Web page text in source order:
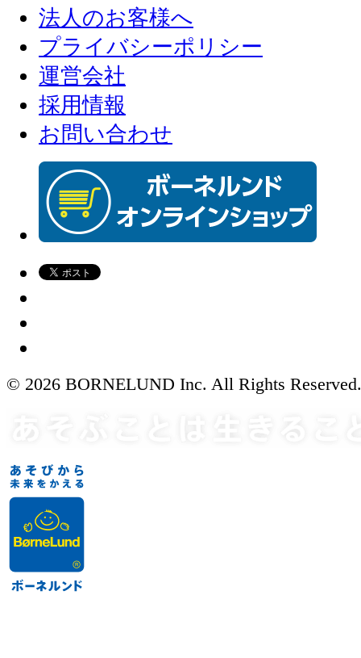
法人のお客様へ
プライバシーポリシー
運営会社
採用情報
お問い合わせ
© 2026 BORNELUND Inc. All Rights Reserved.